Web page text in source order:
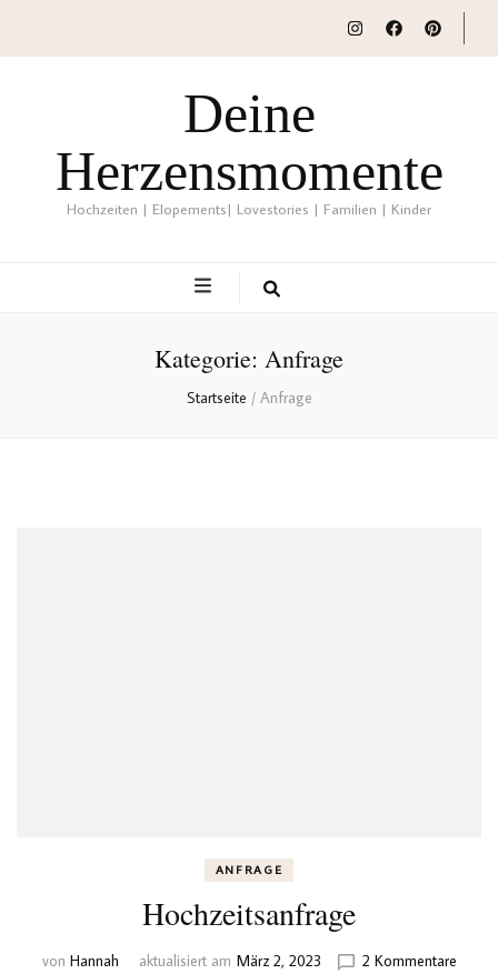
Deine
Herzensmomente
Hochzeiten | Elopements| Lovestories | Familien | Kinder
Kategorie: Anfrage
Startseite / Anfrage
ANFRAGE
Hochzeitsanfrage
von Hannah aktualisiert am März 2, 2023 2 Kommentarezu